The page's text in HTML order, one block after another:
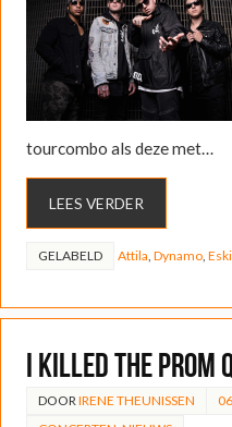
tourcombo als deze met…
LEES VERDER
GELABELD Attila Dynamo,
I Killed the Prom
DOOR IRENE THEUNISSEN